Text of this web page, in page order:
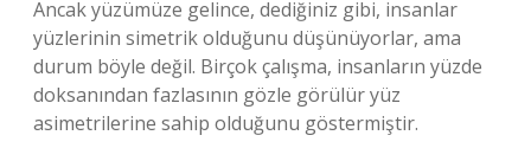
Ancak yüzümüze gelince, dediğiniz gibi, insanlar
yüzlerinin simetrik olduğunu düşünüyorlar, ama
durum böyle değil. Birçok çalışma, insanların yüzde
doksanından fazlasının gözle görülür yüz
asimetrilerine sahip olduğunu göstermiştir.